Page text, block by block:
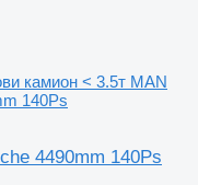
камион < 3.5т MAN
140Ps
4490mm 140Ps